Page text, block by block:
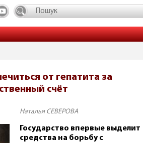
от гепатита за
счёт
Наталья СЕВЕРОВА
Государство впервые выделит
средства на борьбу с